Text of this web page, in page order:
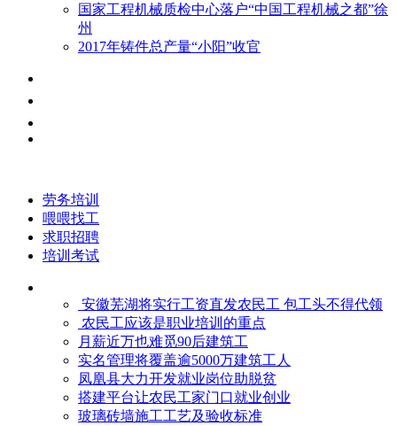
国家工程机械质检中心落户“中国工程机械之都”徐
州
2017年铸件总产量“小阳”收官
劳务培训
喂喂找工
求职招聘
培训考试
安徽芜湖将实行工资直发农民工 包工头不得代领
农民工应该是职业培训的重点
月薪近万也难觅90后建筑工
实名管理将覆盖逾5000万建筑工人
凤凰县大力开发就业岗位助脱贫
搭建平台让农民工家门口就业创业
玻璃砖墙施工工艺及验收标准